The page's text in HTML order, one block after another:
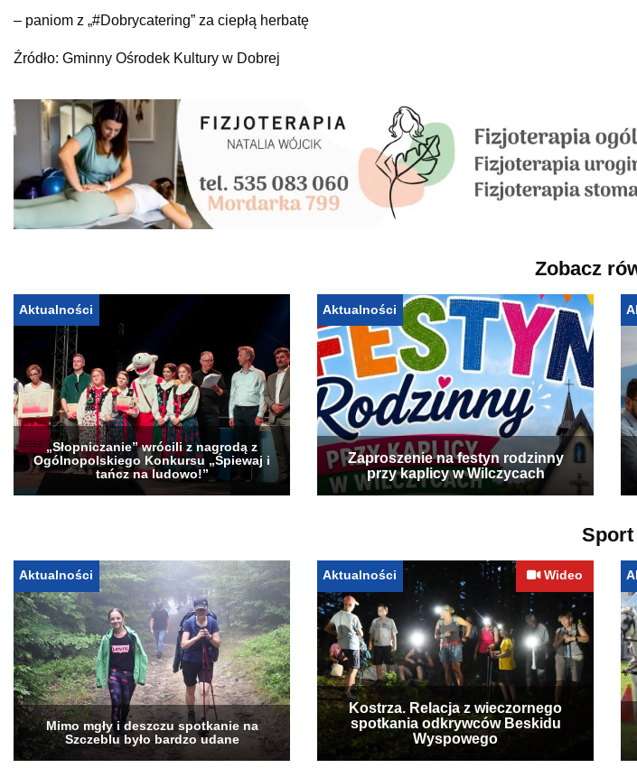
– paniom z „#Dobrycatering” za ciepłą herbatę
Źródło: Gminny Ośrodek Kultury w Dobrej
Zobacz
Aktualności
„Słopniczanie” wrócili z nagrodą z
Ogólnopolskiego Konkursu „Śpiewaj i
tańcz na ludowo!”
Aktualności
Zaproszenie na festyn rodzinny
przy kaplicy w Wilczycach
Sport
Aktualności
Mimo mgły i deszczu spotkanie na
Szczeblu było bardzo udane
Aktualności Wideo
Kostrza. Relacja z wieczornego
spotkania odkrywców Beskidu
Wyspowego